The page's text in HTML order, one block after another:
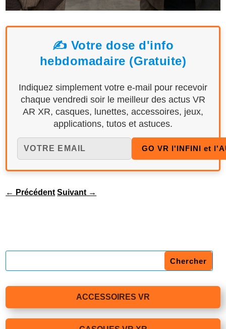
✍️ Votre dose d'info
hebdomadaire (Gratuite)
Indiquez simplement votre e-mail pour recevoir
chaque vendredi soir le meilleur des actus VR
AR XR, casques, lunettes, accessoires, jeux,
applications, tutos et astuces.
← Précédent Suivant →
ACCESSOIRES VR